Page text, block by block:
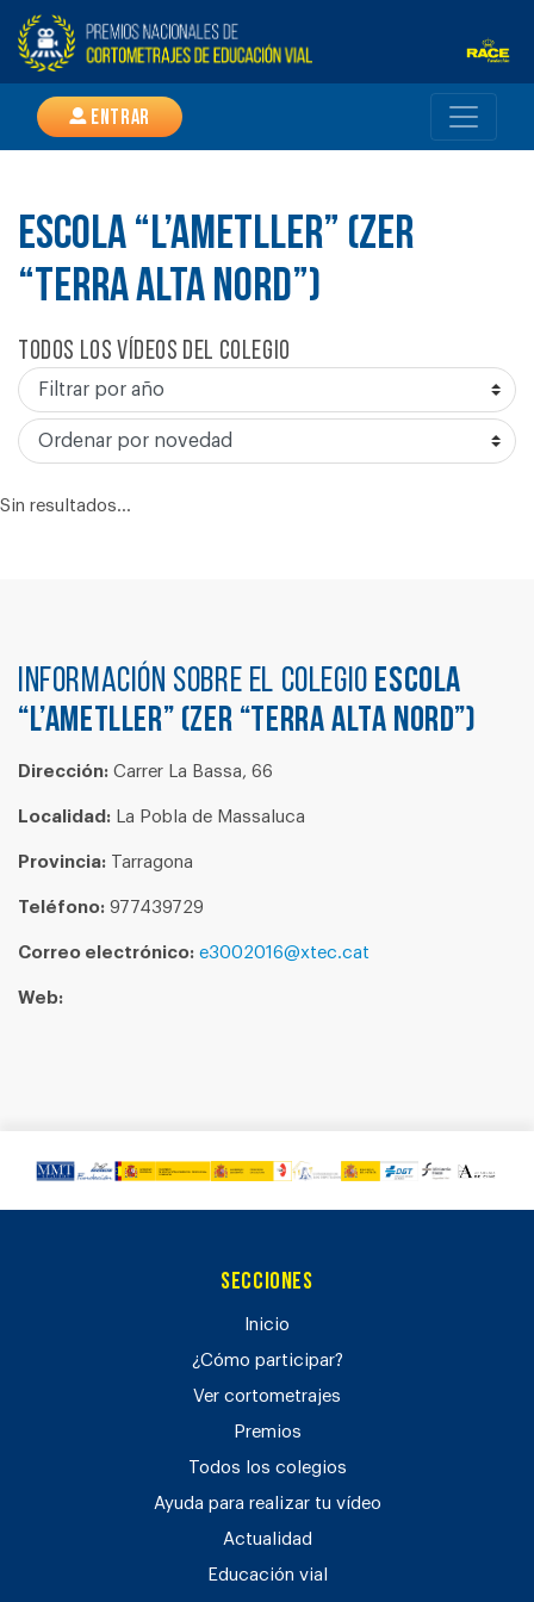
Entrar
ESCOLA “L’AMETLLER” (ZER
“TERRA ALTA NORD”)
Todos los vídeos del colegio
Sin resultados...
Información sobre el colegio ESCOLA
“L’AMETLLER” (ZER “TERRA ALTA NORD”)
Dirección: Carrer La Bassa, 66
Localidad: La Pobla de Massaluca
Provincia: Tarragona
Teléfono: 977439729
Correo electrónico: e3002016@xtec.cat
Web:
Secciones
Inicio
¿Cómo participar?
Ver cortometrajes
Premios
Todos los colegios
Ayuda para realizar tu vídeo
Actualidad
Educación vial